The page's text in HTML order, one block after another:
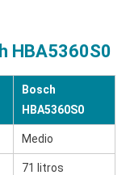
HBA5360S0
Bosch
HBA5360S0
Medio
71 litros